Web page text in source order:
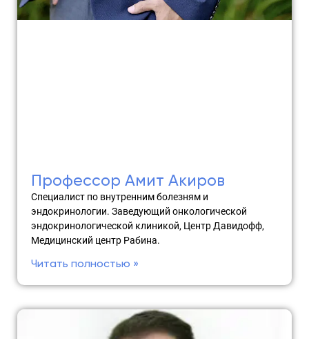
Профессор Амит Акиров
Специалист по внутренним болезням и
эндокринологии. Заведующий онкологической
эндокринологической клиникой, Центр Давидофф,
Медицинский центр Рабина.
Читать полностью »